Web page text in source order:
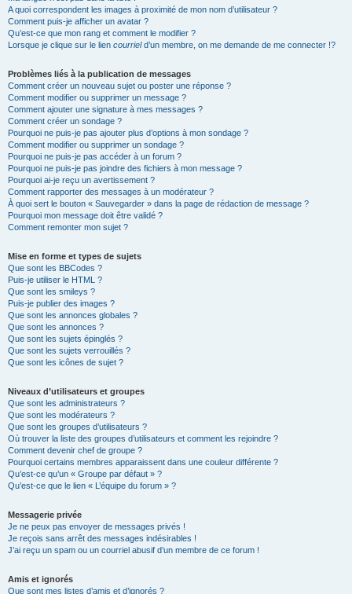
A quoi correspondent les images à proximité de mon nom d’utilisateur ?
Comment puis-je afficher un avatar ?
Qu’est-ce que mon rang et comment le modifier ?
Lorsque je clique sur le lien courrield’un membre, on me demande de me connecter !?
Problèmes liés à la publication de messages
Comment créer un nouveau sujet ou poster une réponse ?
Comment modifier ou supprimer un message ?
Comment ajouter une signature à mes messages ?
Comment créer un sondage ?
Pourquoi ne puis-je pas ajouter plus d’options à mon sondage ?
Comment modifier ou supprimer un sondage ?
Pourquoi ne puis-je pas accéder à un forum ?
Pourquoi ne puis-je pas joindre des fichiers à mon message ?
Pourquoi ai-je reçu un avertissement ?
Comment rapporter des messages à un modérateur ?
À quoi sert le bouton « Sauvegarder » dans la page de rédaction de message ?
Pourquoi mon message doit être validé ?
Comment remonter mon sujet ?
Mise en forme et types de sujets
Que sont les BBCodes ?
Puis-je utiliser le HTML ?
Que sont les smileys ?
Puis-je publier des images ?
Que sont les annonces globales ?
Que sont les annonces ?
Que sont les sujets épinglés ?
Que sont les sujets verrouillés ?
Que sont les icônes de sujet ?
Niveaux d’utilisateurs et groupes
Que sont les administrateurs ?
Que sont les modérateurs ?
Que sont les groupes d’utilisateurs ?
Où trouver la liste des groupes d’utilisateurs et comment les rejoindre ?
Comment devenir chef de groupe ?
Pourquoi certains membres apparaissent dans une couleur différente ?
Qu’est-ce qu’un « Groupe par défaut » ?
Qu’est-ce que le lien « L’équipe du forum » ?
Messagerie privée
Je ne peux pas envoyer de messages privés !
Je reçois sans arrêt des messages indésirables !
J’ai reçu un spam ou un courriel abusif d’un membre de ce forum !
Amis et ignorés
Que sont mes listes d’amis et d’ignorés ?